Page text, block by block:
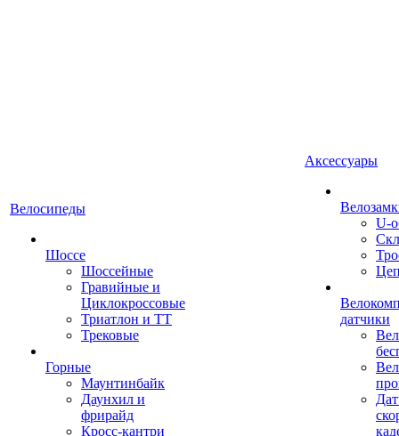
Велосипеды
Шоссе
Шоссейные
Гравийные и
Циклокроссовые
Триатлон и ТТ
Трековые
Горные
Маунтинбайк
Даунхил и
фрирайд
Кросс-кантри
Аксессуары
U-
датчики